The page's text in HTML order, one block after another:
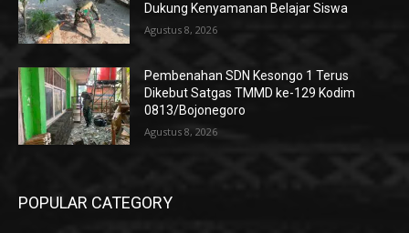
Dukung Kenyamanan Belajar Siswa
Agustus 8, 2026
Pembenahan SDN Kesongo 1 Terus
Dikebut Satgas TMMD ke-129 Kodim
0813/Bojonegoro
Agustus 8, 2026
POPULAR CATEGORY